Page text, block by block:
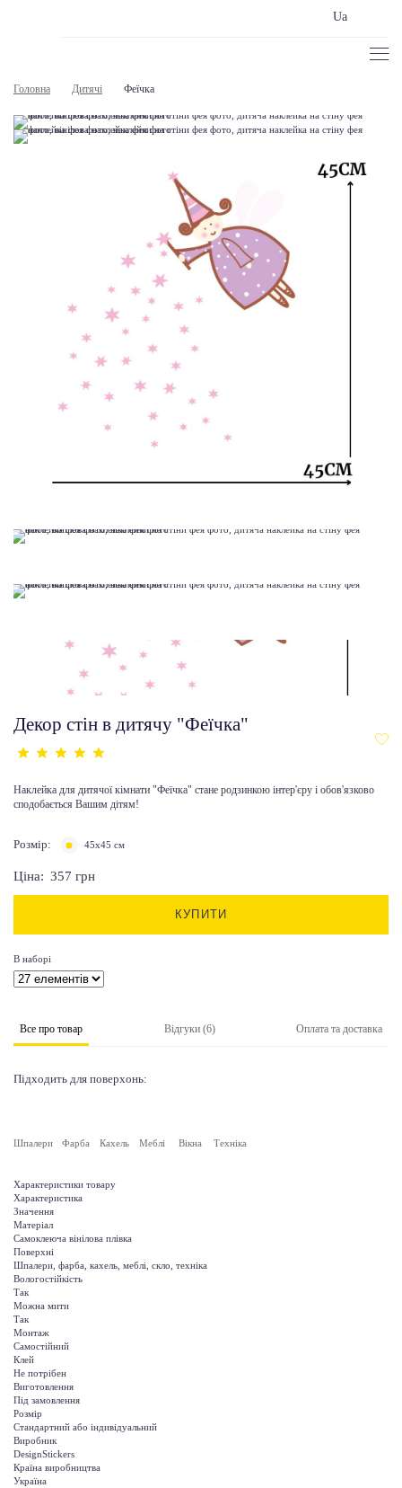
Ua
Головна Дитячі Феїчка
Декор стін в дитячу "Феїчка"
Наклейка для дитячої кімнати "Феїчка" стане родзинкою інтер'єру і обов'язково
сподобається Вашим дітям!
Розмір: 45х45 см
Ціна: 357 грн
КУПИТИ
В наборі
Все про товар Відгуки (6) Оплата та доставка
Підходить для поверхонь:
Шпалери Фарба Кахель Меблі Вікна Техніка
Характеристики товару
Характеристика
Значення
Матеріал
Самоклеюча вінілова плівка
Поверхні
Шпалери, фарба, кахель, меблі, скло, техніка
Вологостійкість
Так
Можна мити
Так
Монтаж
Самостійний
Клей
Не потрібен
Виготовлення
Під замовлення
Розмір
Стандартний або індивідуальний
Виробник
DesignStickers
Країна виробництва
Україна